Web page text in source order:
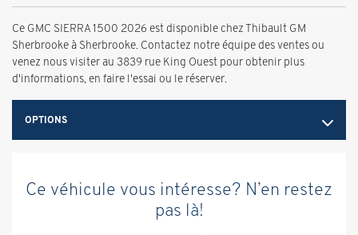
Ce GMC SIERRA 1500 2026 est disponible chez Thibault GM
Sherbrooke à Sherbrooke. Contactez notre équipe des ventes ou
venez nous visiter au 3839 rue King Ouest pour obtenir plus
d'informations, en faire l'essai ou le réserver.
OPTIONS
Ce véhicule vous intéresse? N’en restez
pas là!